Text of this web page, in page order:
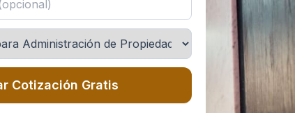
Cotización Gratis